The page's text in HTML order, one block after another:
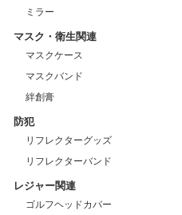
ミラー
マスク・衛生関連
マスクケース
マスクバンド
絆創膏
防犯
リフレクターグッズ
リフレクターバンド
レジャー関連
ゴルフヘッドカバー